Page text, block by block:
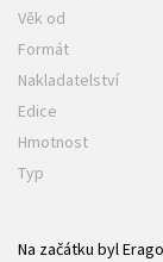
Věk od
Formát
Nakladatelství
Edice
Hmotnost
Typ
Na začátku byl